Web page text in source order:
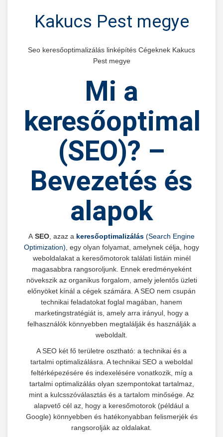
Kakucs Pest megye
Seo keresőoptimalizálás linképítés Cégeknek Kakucs
Pest megye
Mi a
(SEO)? –
Bevezetés és
alapok
A SEO , azaz a keresőoptimalizálás (Search Engine
Optimization) , egy olyan folyamat, amelynek célja, hogy
weboldalakat a keresőmotorok találati listáin minél
magasabbra rangsoroljunk. Ennek eredményeként
növekszik az organikus forgalom, amely jelentős üzleti
előnyöket kínál a cégek számára. A SEO nem csupán
technikai feladatokat foglal magában, hanem
marketingstratégiát is, amely arra irányul, hogy a
felhasználók könnyebben megtalálják és használják a
weboldalt.
A SEO két fő területre osztható: a technikai és a
tartalmi optimalizálásra. A technikai SEO a weboldal
feltérképezésére és indexelésére vonatkozik, míg a
tartalmi optimalizálás olyan szempontokat tartalmaz,
mint a kulcsszóválasztás és a tartalom minősége. Az
alapvető cél az, hogy a keresőmotorok (például a
Google) könnyebben és hatékonyabban felismerjék és
rangsorolják az oldalakat.